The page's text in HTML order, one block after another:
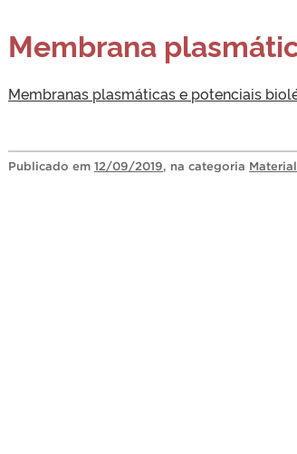
Membrana
Membranas plasmáticas e potenciais
Publicado em 12/09/2019, na categoria